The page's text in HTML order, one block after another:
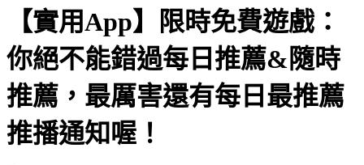
【實用App】限時免費遊戲：
你絕不能錯過每日推薦&隨時
推薦，最厲害還有每日最推薦
推播通知喔！